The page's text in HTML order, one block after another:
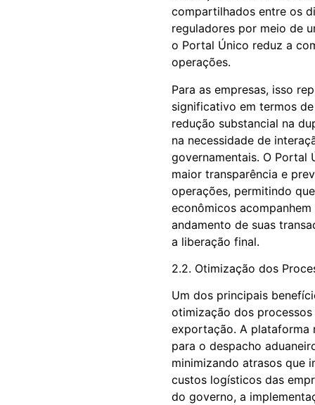
compartilhados entre os
reguladores por meio de
o Portal Único reduz a
operações.
Para as empresas, isso
significativo em termos
redução substancial na
na necessidade de
governamentais. O Portal
maior transparência e
operações, permitindo
econômicos
andamento de suas
a liberação final.
2.2. Otimização dos
Um dos principais
otimização dos
exportação. A plataforma
para o despacho
minimizando atrasos que
custos logísticos das
do governo, a